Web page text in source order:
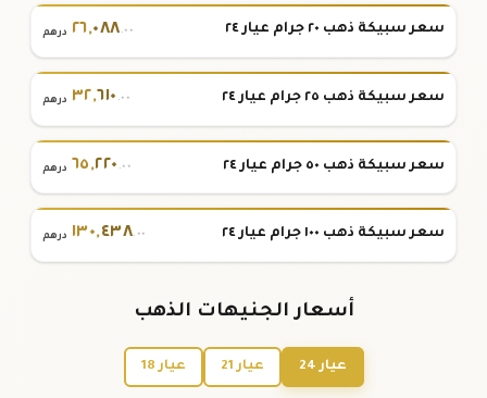
سعر سبيكة ذهب ٢٠ جرام عيار ٢٤ ٢٦,٠٨٨.٠٠ درهم
سعر سبيكة ذهب ٢٥ جرام عيار ٢٤ ٣٢,٦١٠ .٠٠ درهم
سعر سبيكة ذهب ٥٠ جرام عيار ٢٤ ٦٥,٢٢٠ .٠٠ درهم
سعر سبيكة ذهب ١٠٠ جرام عيار ٢٤ ١٣٠,٤٣٨.٠٠ درهم
أسعار الجنيهات الذهب
عيار 24 عيار 21 عيار 18